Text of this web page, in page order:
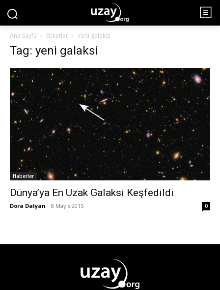
Ana Sayfa Etiketler Yeni galaksi
Tag: yeni galaksi
Haberler
Dünya’ya En Uzak Galaksi Keşfedildi
Dora Dalyan - 8 Mayıs 2015 0